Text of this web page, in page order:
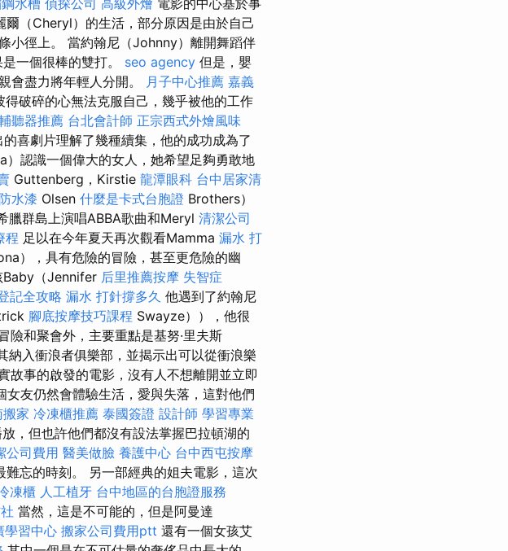
爾（Cheryl）的生活，部分原因是由於自己
小徑上。 當約翰尼（Johnny）離開舞蹈伴
一個很棒的雙打。 seo agency 但是，嬰
會盡力將年輕人分開。
月子中心推薦 嘉義
得破碎的心無法克服自己，幾乎被他的工作
聽器推薦 台北會計師 正宗西式外燴風味
喜劇片理解了幾種續集，他的成功成為了
認識一個偉大的女人，她希望足夠勇敢地
Guttenberg，Kirstie 龍潭眼科 台中居家清
防水漆 Olsen 什麼是卡式台胞證 Brothers）
臘群島上演唱ABBA歌曲和Meryl 清潔公司
程 足以在今年夏天再次觀看Mamma 漏水 打
），具有危險的冒險，甚至更危險的幽
Baby（Jennifer 后里推薦按摩 失智症
記全攻略 漏水 打針撐多久 他遇到了約翰尼
腳底按摩技巧課程 Swayze）），他很
險和聚會外，主要重點是基努·里夫斯
納入衝浪者俱樂部，並揭示出可以從衝浪樂
故事的啟發的電影，沒有人不想離開並立即
友仍然會體驗生活，愛與失落，這對他們
搬家 冷凍櫃推薦 泰國簽證 設計師 學習專業
，但也許他們都沒有設法掌握巴拉頓湖的
公司費用 醫美做臉 養護中心 台中西屯按摩
忘的時刻。 另一部經典的姐夫電影，這次
凍櫃 人工植牙 台中地區的台胞證服務
當然，這是不可能的，但是阿曼達
學習中心 搬家公司費用ptt 還有一個女孩艾